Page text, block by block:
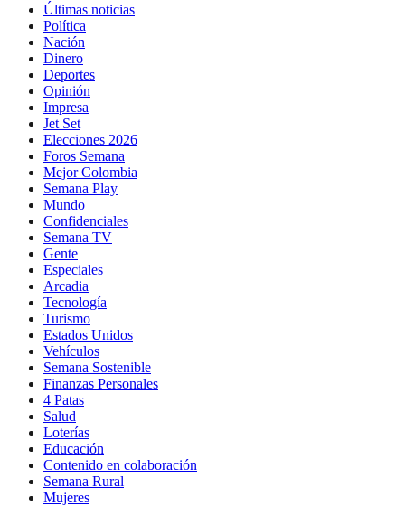
Últimas noticias
Política
Nación
Dinero
Deportes
Opinión
Impresa
Jet Set
Elecciones 2026
Foros Semana
Mejor Colombia
Semana Play
Mundo
Confidenciales
Semana TV
Gente
Especiales
Arcadia
Tecnología
Turismo
Estados Unidos
Vehículos
Semana Sostenible
Finanzas Personales
4 Patas
Salud
Loterías
Educación
Contenido en colaboración
Semana Rural
Mujeres